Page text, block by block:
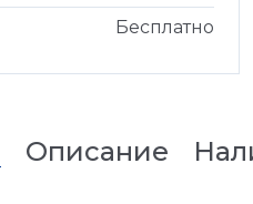
Бесплатно
Описание